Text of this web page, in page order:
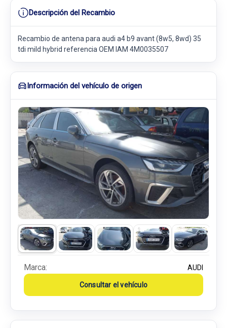
Descripción del Recambio
Recambio de antena para audi a4 b9 avant (8w5, 8wd) 35
tdi mild hybrid referencia OEM IAM 4M0035507
Información del vehículo de origen
Marca: AUDI
Consultar el vehículo